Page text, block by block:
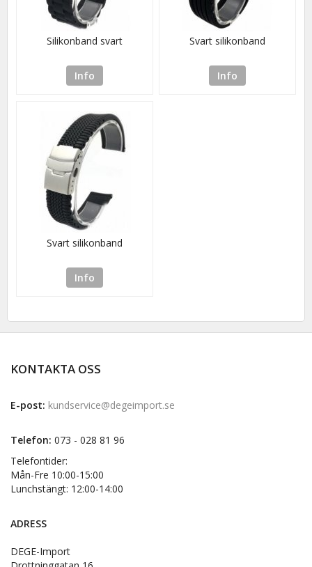
Silikonband svart
Info
Svart silikonband
Info
Svart silikonband
Info
KONTAKTA OSS
E-post: kundservice@degeimport.se
Telefon: 073 - 028 81 96
Telefontider:
Mån-Fre 10:00-15:00
Lunchstängt: 12:00-14:00
ADRESS
DEGE-Import